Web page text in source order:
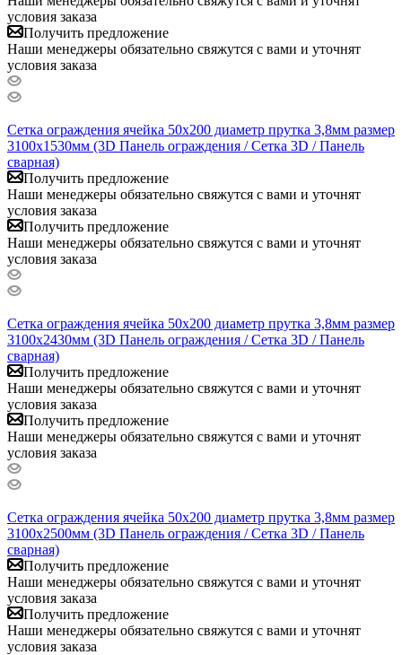
условия заказа
Получить предложение
Наши менеджеры обязательно свяжутся с вами и уточнят
условия заказа
Сетка ограждения ячейка 50х200 диаметр прутка 3,8мм размер
3100x1530мм (3D Панель ограждения / Сетка 3D / Панель
сварная)
Получить предложение
Наши менеджеры обязательно свяжутся с вами и уточнят
условия заказа
Получить предложение
Наши менеджеры обязательно свяжутся с вами и уточнят
условия заказа
Сетка ограждения ячейка 50х200 диаметр прутка 3,8мм размер
3100x2430мм (3D Панель ограждения / Сетка 3D / Панель
сварная)
Получить предложение
Наши менеджеры обязательно свяжутся с вами и уточнят
условия заказа
Получить предложение
Наши менеджеры обязательно свяжутся с вами и уточнят
условия заказа
Сетка ограждения ячейка 50х200 диаметр прутка 3,8мм размер
3100x2500мм (3D Панель ограждения / Сетка 3D / Панель
сварная)
Получить предложение
Наши менеджеры обязательно свяжутся с вами и уточнят
условия заказа
Получить предложение
Наши менеджеры обязательно свяжутся с вами и уточнят
условия заказа